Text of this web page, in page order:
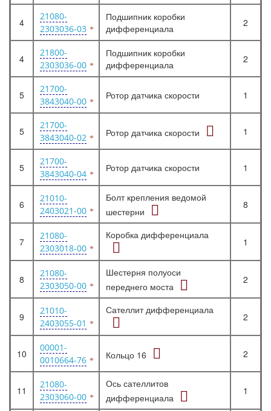
4
21080-
2303036-03
Подшипник коробки
дифференциала
2
4
21800-
2303036-00
Подшипник коробки
дифференциала
2
5
21700-
3843040-00
Ротор датчика скорости 1
5
21700-
3843040-02
Ротор датчика скорости 1
5
21700-
3843040-04
Ротор датчика скорости 1
6
21010-
2403021-00
Болт крепления ведомой
шестерни
8
7
21080-
2303018-00
Коробка дифференциала
1
8
21080-
2303050-00
Шестерня полуоси
переднего моста
2
9
21010-
2403055-01
Сателлит дифференциала
2
10
00001-
0010664-76
Кольцо 16 2
11
21080-
2303060-00
Ось сателлитов
дифференциала
1